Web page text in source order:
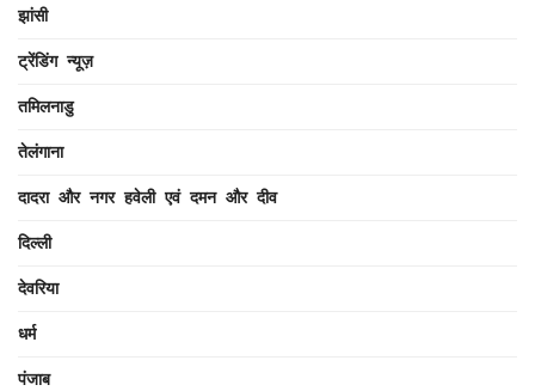
झांसी
ट्रेंडिंग न्यूज़
तमिलनाडु
तेलंगाना
दादरा और नगर हवेली एवं दमन और दीव
दिल्ली
देवरिया
धर्म
पंजाब